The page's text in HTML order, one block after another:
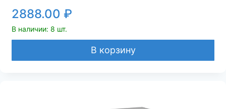
2888.00 ₽
В наличии: 8 шт.
В корзину